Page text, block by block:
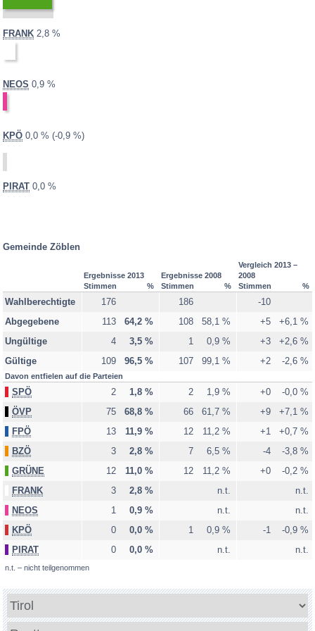
FRANK 2013:
2,8 %
NEOS 2013:
0,9 %
KPÖ 2013:
0,0 % 2008:
0,9 %
Differenz:
-0,9 %
PIRAT 2013:
0,0 %
Gemeinde Zöblen
Ergebnisse 2013 Ergebnisse 2008
Vergleich 2013 –
2008
Stimmen
% Stimmen % Stimmen %
n.t. – nicht teilgenommen
Wahlberechtigte 176 186
-10
Abgegebene
113 64,2 % 108 58,1 % +5
+6,1 %
Ungültige
4 3,5 % 1 0,9 % +3
+2,6 %
Gültige
109 96,5 % 107 99,1 % +2 -2,6 %
Davon entfielen auf die Parteien
SPÖ 2 1,8 % 2 1,9 % +0
-0,0 %
ÖVP
75 68,8 % 66 61,7 % +9
+7,1 %
FPÖ
13 11,9 % 12 11,2 % +1
+0,7 %
BZÖ
3 2,8 % 7 6,5 % -4
-3,8 %
GRÜNE
12 11,0 % 12 11,2 % +0
-0,2 %
FRANK
3 2,8 % n.t.
n.t.
NEOS
1 0,9 % n.t.
n.t.
KPÖ
0 0,0 % 1 0,9 % -1
-0,9 %
PIRAT
0 0,0 % n.t. n.t.
Holzgau
Lechaschau
Musau
Pfafflar
Reutte
Schattwald
Stanzach
Steeg
Tannheim
Vorderhornbach
Wängle
Weißenbach am Lech
Zöblen
Briefwahl - Reutte
Legende
vollständig ausgezählt
noch nicht ausgezählt
Minima-Maxima-Analyse
Bundesland